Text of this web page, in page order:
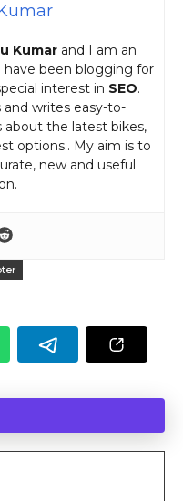
Kumarand I am an
have been blogging for
interest in SEO.
and writes easy-to-
about the latest bikes,
options.. My aim is to
new and useful